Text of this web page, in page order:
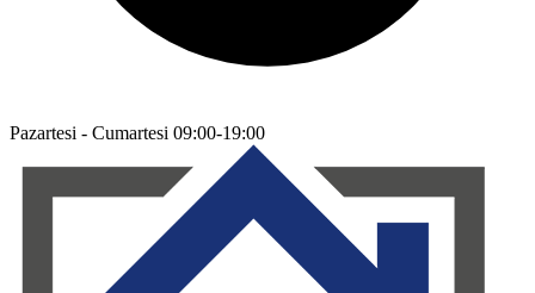
Pazartesi - Cumartesi 09:00-19:00